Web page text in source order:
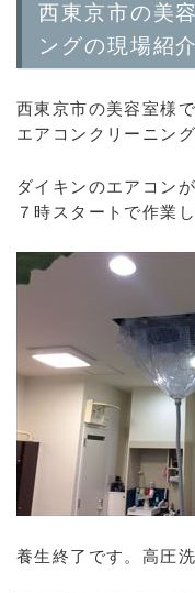
西東京市の美
ングの現場紹介
西東京市の美容室様
エアコンクリーニング
ダイキンのエアコン
７時スタートで作業
養生終了です。高圧